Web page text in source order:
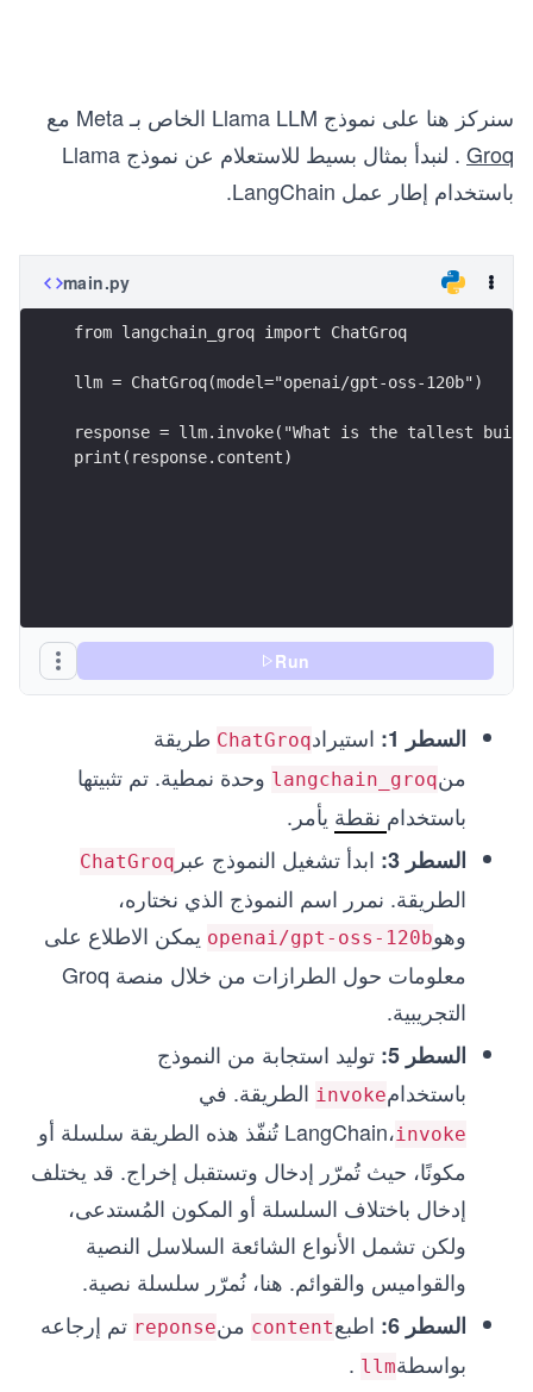
سنركز هنا على نموذج Llama LLM الخاص بـ Meta مع
Groq
. لنبدأ بمثال بسيط للاستعلام عن نموذج Llama
باستخدام إطار عمل LangChain.
main.py
from langchain_groq import ChatGroq
llm = ChatGroq(model="openai/gpt-oss-120b")
response = llm.invoke("What is the tallest
print(response.content)
Run
السطر 1: استيرادChatGroq طريقة
منlangchain_groq وحدة نمطية. تم تثبيتها
باستخدام نقطة يأمر.
السطر 3:
ابدأ تشغيل النموذج عبر ChatGroq
الطريقة. نمرر اسم النموذج الذي نختاره،
وهوopenai/gpt-oss-120b يمكن الاطلاع على
معلومات حول الطرازات من خلال منصة Groq
التجريبية.
السطر 5:
توليد استجابة من النموذج
باستخدامinvoke الطريقة. في
LangChain،invoke
تُنفّذ هذه الطريقة سلسلة أو
مكونًا، حيث تُمرّر إدخال وتستقبل إخراج. قد يختلف
إدخال باختلاف السلسلة أو المكون المُستدعى،
ولكن تشمل الأنواع الشائعة السلاسل النصية
والقواميس والقوائم. هنا، نُمرّر سلسلة نصية.
السطر 6:
اطبعcontent منreponse تم إرجاعه
بواسطةllm
.